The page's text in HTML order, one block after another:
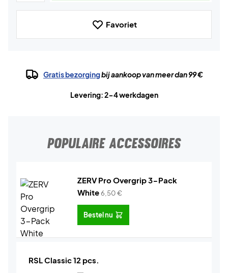
Favoriet
Gratis bezorgingbij aankoop van meer dan 99 €
Levering: 2-4 werkdagen
POPULAIRE ACCESSOIRES
ZERV Pro Overgrip 3-Pack
White6,50€
Bestel nu
RSL Classic 12 pcs.